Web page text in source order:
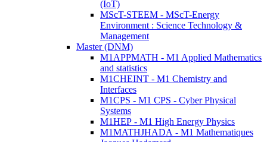
(IoT)
MScT-STEEM - MScT-Energy
Environment : Science Technology &
Management
Master (DNM)
M1APPMATH - M1 Applied Mathematics
and statistics
M1CHEINT - M1 Chemistry and
Interfaces
M1CPS - M1 CPS - Cyber Physical
Systems
M1HEP - M1 High Energy Physics
M1MATHJHADA - M1 Mathematiques